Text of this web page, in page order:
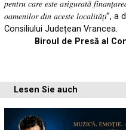
𝑝𝑒𝑛𝑡𝑟𝑢 𝑐𝑎𝑟𝑒 𝑒𝑠𝑡𝑒 𝑎𝑠𝑖𝑔𝑢𝑟𝑎𝑡𝑎̆
𝑜𝑎𝑚𝑒𝑛𝑖𝑙𝑜𝑟 𝑑𝑖𝑛 𝑎𝑐𝑒𝑠𝑡𝑒
Consiliului Județean Vrancea.
Biroul de Presă al
Lesen Sie auch